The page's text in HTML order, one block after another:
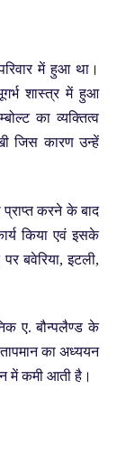
में हुआ था।
शास्त्र में हुआ
का व्यक्तित्व
जिस कारण उन्हें
करने के बाद
किया एवं इसके
बवेरिया, इटली,
ए. बौन्पलैण्ड के
का अध्ययन
में कमी आती है।